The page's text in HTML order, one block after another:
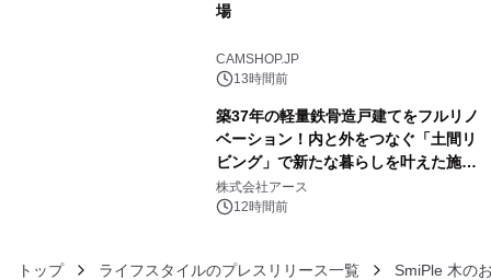
場
CAMSHOP.JP
13時間前
築37年の軽量鉄骨造戸建てをフルリノ
ベーション！内と外をつなぐ「土間リ
ビング」で新たな暮らしを叶えた施工
事例を株式会社アースが公開
株式会社アース
12時間前
トップ ライフスタイルのプレスリリース一覧 SmiPle 木の